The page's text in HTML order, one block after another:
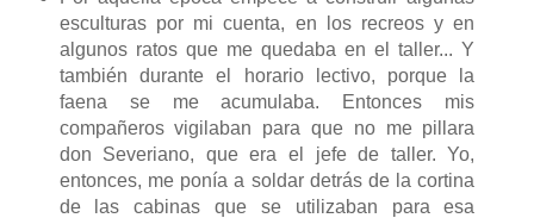
esculturas por mi cuenta, en los recreos y en
algunos ratos que me quedaba en el taller... Y
también durante el horario lectivo, porque la
faena se me acumulaba. Entonces mis
compañeros vigilaban para que no me pillara
don Severiano, que era el jefe de taller. Yo,
entonces, me ponía a soldar detrás de la cortina
de las cabinas que se utilizaban para esa